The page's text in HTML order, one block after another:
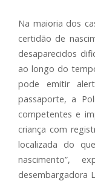
Na maioria dos
certidão de
desaparecidos
ao longo do
pode emitir
passaporte, a
competentes e
criança com
localizada do
nascimento”,
desembargadora